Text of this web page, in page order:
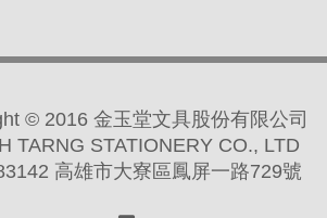
© 2016 金玉堂文具股份有限公司
TARNG STATIONERY CO., LTD
高雄市大寮區鳳屏一路729號